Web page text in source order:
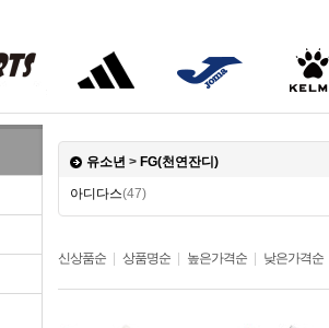
유소년 > FG(천연잔디)
아디다스(47)
신상품순 상품명순 높은가격순 낮은가격순